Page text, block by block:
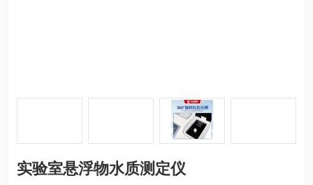
实验室悬浮物水质测定仪